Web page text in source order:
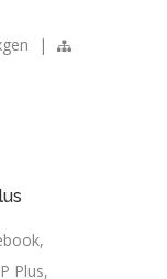
|
,
Plus,